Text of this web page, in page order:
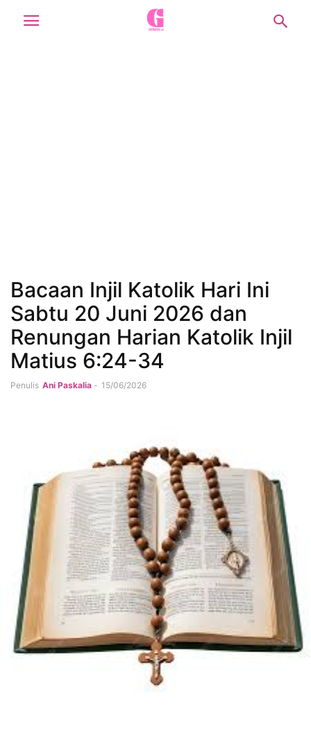
Bacaan Injil Katolik Hari Ini
Sabtu 20 Juni 2026 dan
Renungan Harian Katolik Injil
Matius 6:24-34
Penulis Ani Paskalia - 15/06/2026